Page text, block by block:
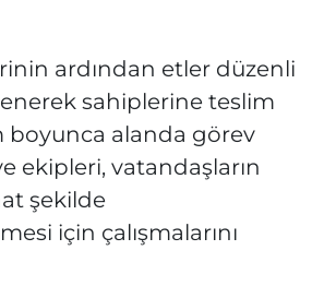
ardından etler düzenli
sahiplerine teslim
boyunca alanda görev
ekipleri, vatandaşların
şekilde
için çalışmalarını